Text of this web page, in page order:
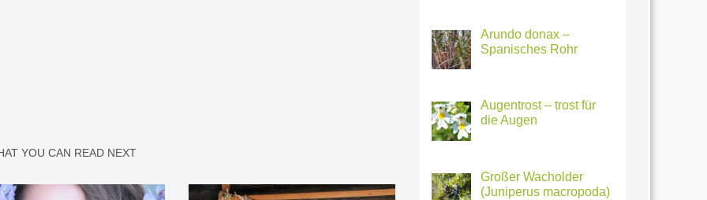
YOU CAN READ NEXT
Arundo donax –
Spanisches Rohr
Augentrost – trost für
die Augen
Großer Wacholder
(Juniperus macropoda)